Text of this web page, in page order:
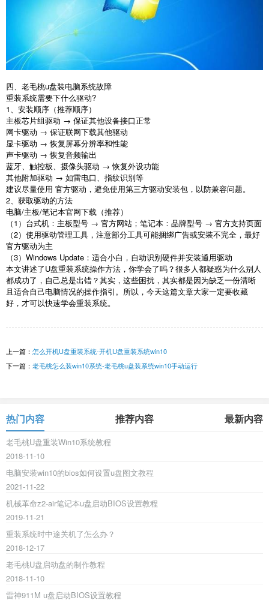
四、老毛桃u盘装电脑系统故障
重装系统需要下什么驱动?
1、安装顺序（推荐顺序）
主板芯片组驱动 → 保证其他设备接口正常
网卡驱动 → 保证联网下载其他驱动
显卡驱动 → 恢复屏幕分辨率和性能
声卡驱动 → 恢复音频输出
蓝牙、触控板、摄像头驱动 → 恢复外设功能
其他附加驱动 → 如雷电口、指纹识别等
建议尽量使用 官方驱动，避免使用第三方驱动安装包，以防兼容问题。
2、获取驱动的方法
电脑/主板/笔记本官网下载（推荐）
（1 ）台式机：主板型号 → 官方网站；笔记本：品牌型号 → 官方支持页面
（2）使用驱动管理工具，注意部分工具可能捆绑广告或安装不完全，最好
官方驱动为主
（3） Windows Update ：适合小白，自动识别硬件并安装通用驱动
本文讲述了U盘重装系统操作方法，你学会了吗？很多人都疑惑为什么别人
都成功了，自己总是出错？其实，这些困扰，其实都是因为缺乏一份清晰
且适合自己电脑情况的操作指引。所以，今天这篇文章大家一定要收藏
好，才可以快速学会重装系统。
上一篇： 怎么开机U盘重装系统-开机U盘重装系统win10
下一篇： 老毛桃怎么装win10系统-老毛桃u盘装系统win10手动运行
热门内容 推荐内容 最新内容
老毛桃U盘重装Win10系统教程
2018-11-10
电脑安装win10的bios如何设置u盘图文教程
2021-11-22
机械革命z2-air笔记本u盘启动BIOS设置教程
2019-11-21
重装系统时中途关机了怎么办？
2018-12-17
老毛桃U盘启动盘的制作教程
2018-11-10
雷神911M u盘启动BIOS设置教程